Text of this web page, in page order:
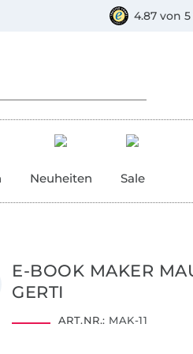
4.87 von
Neuheiten Sale
E-BOOK MAKER
GERTI
ART.NR.: MAK-11
Vorkasse